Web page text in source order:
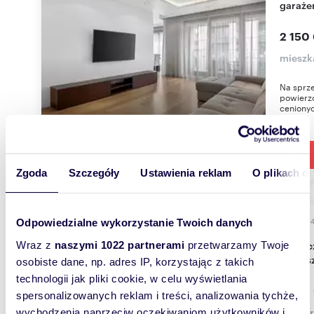
Zgoda Szczegóły Ustawienia reklam O plikach
Odpowiedzialne wykorzystanie Twoich danych
Wraz z naszymi 1022 partnerami przetwarzamy Twoje
osobiste dane, np. adres IP, korzystając z takich
technologii jak pliki cookie, w celu wyświetlania
spersonalizowanych reklam i treści, analizowania tychże,
2 150
Na
Nowoczesny dom 175 m² z dużym ogrodem
1 700